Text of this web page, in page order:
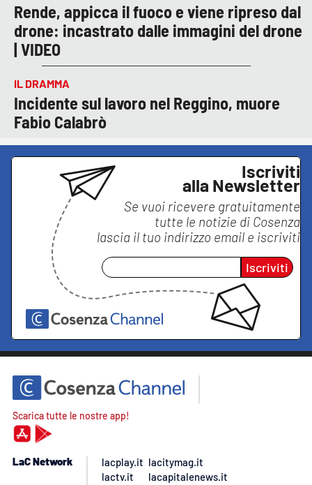
Rende, appicca il fuoco e viene ripreso dal
drone: incastrato dalle immagini del drone
| VIDEO
IL DRAMMA
Incidente sul lavoro nel Reggino, muore
Fabio Calabrò
Iscriviti
alla Newsletter
Se vuoi ricevere gratuitamente
tutte le notizie di Cosenza
lascia il tuo indirizzo email e iscriviti
Iscriviti
Scarica tutte le nostre app!
LaC Network
lacplay.it
lactv.it
lacitymag.it
lacapitalenews.it